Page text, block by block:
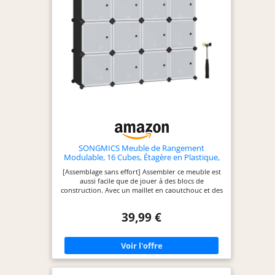
SONGMICS Meuble de Rangement
Modulable, 16 Cubes, Étagère en Plastique,
Livres, Assemblage Facile, Noir LPC44HS
[Assemblage sans effort] Assembler ce meuble est
aussi facile que de jouer à des blocs de
construction. Avec un maillet en caoutchouc et des
moins [Libérez votre imagination] Une étagère
Un organisateur rectangulaire dans le couloir ?
Une étagère en forme d’escalier dans le garage ?
Ce meuble peut être divisé en plusieurs partie et
utilisée séparément [Avec portes et crochets] Les
39,99 €